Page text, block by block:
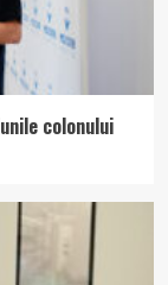
colonului